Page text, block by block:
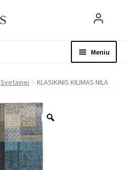
Meniu
Svetainei KLASIKINIS KILIMAS NILA